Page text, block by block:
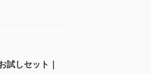
しセット｜